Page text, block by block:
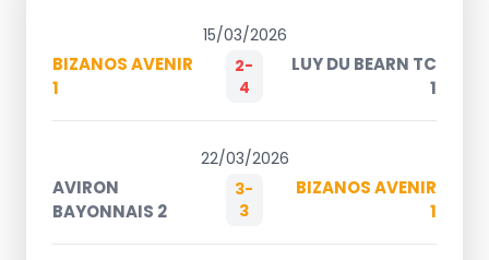
15/03/2026
BIZANOS AVENIR
1
2-
4
LUY DU BEARN TC
1
22/03/2026
AVIRON
BAYONNAIS 2
3-
3
BIZANOS AVENIR
1